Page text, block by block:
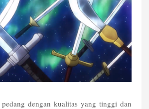
dengan kualitas yang tinggi dan